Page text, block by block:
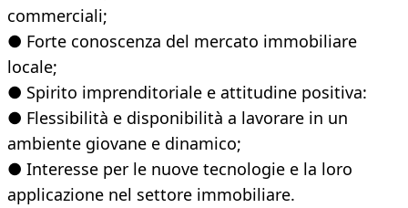
commerciali;
● Forte conoscenza del mercato immobiliare
locale;
● Spirito imprenditoriale e attitudine positiva:
● Flessibilità e disponibilità a lavorare in un
ambiente giovane e dinamico;
● Interesse per le nuove tecnologie e la loro
applicazione nel settore immobiliare.